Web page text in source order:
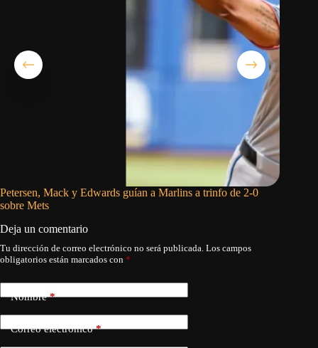
Petersen, Mack y Edwards guían a Marlins a trinfo de 2-0
sobre Mets
Deja un comentario
Tu dirección de correo electrónico no será publicada. Los campos
obligatorios están marcados con *
Nombre*
Correo electrónico*